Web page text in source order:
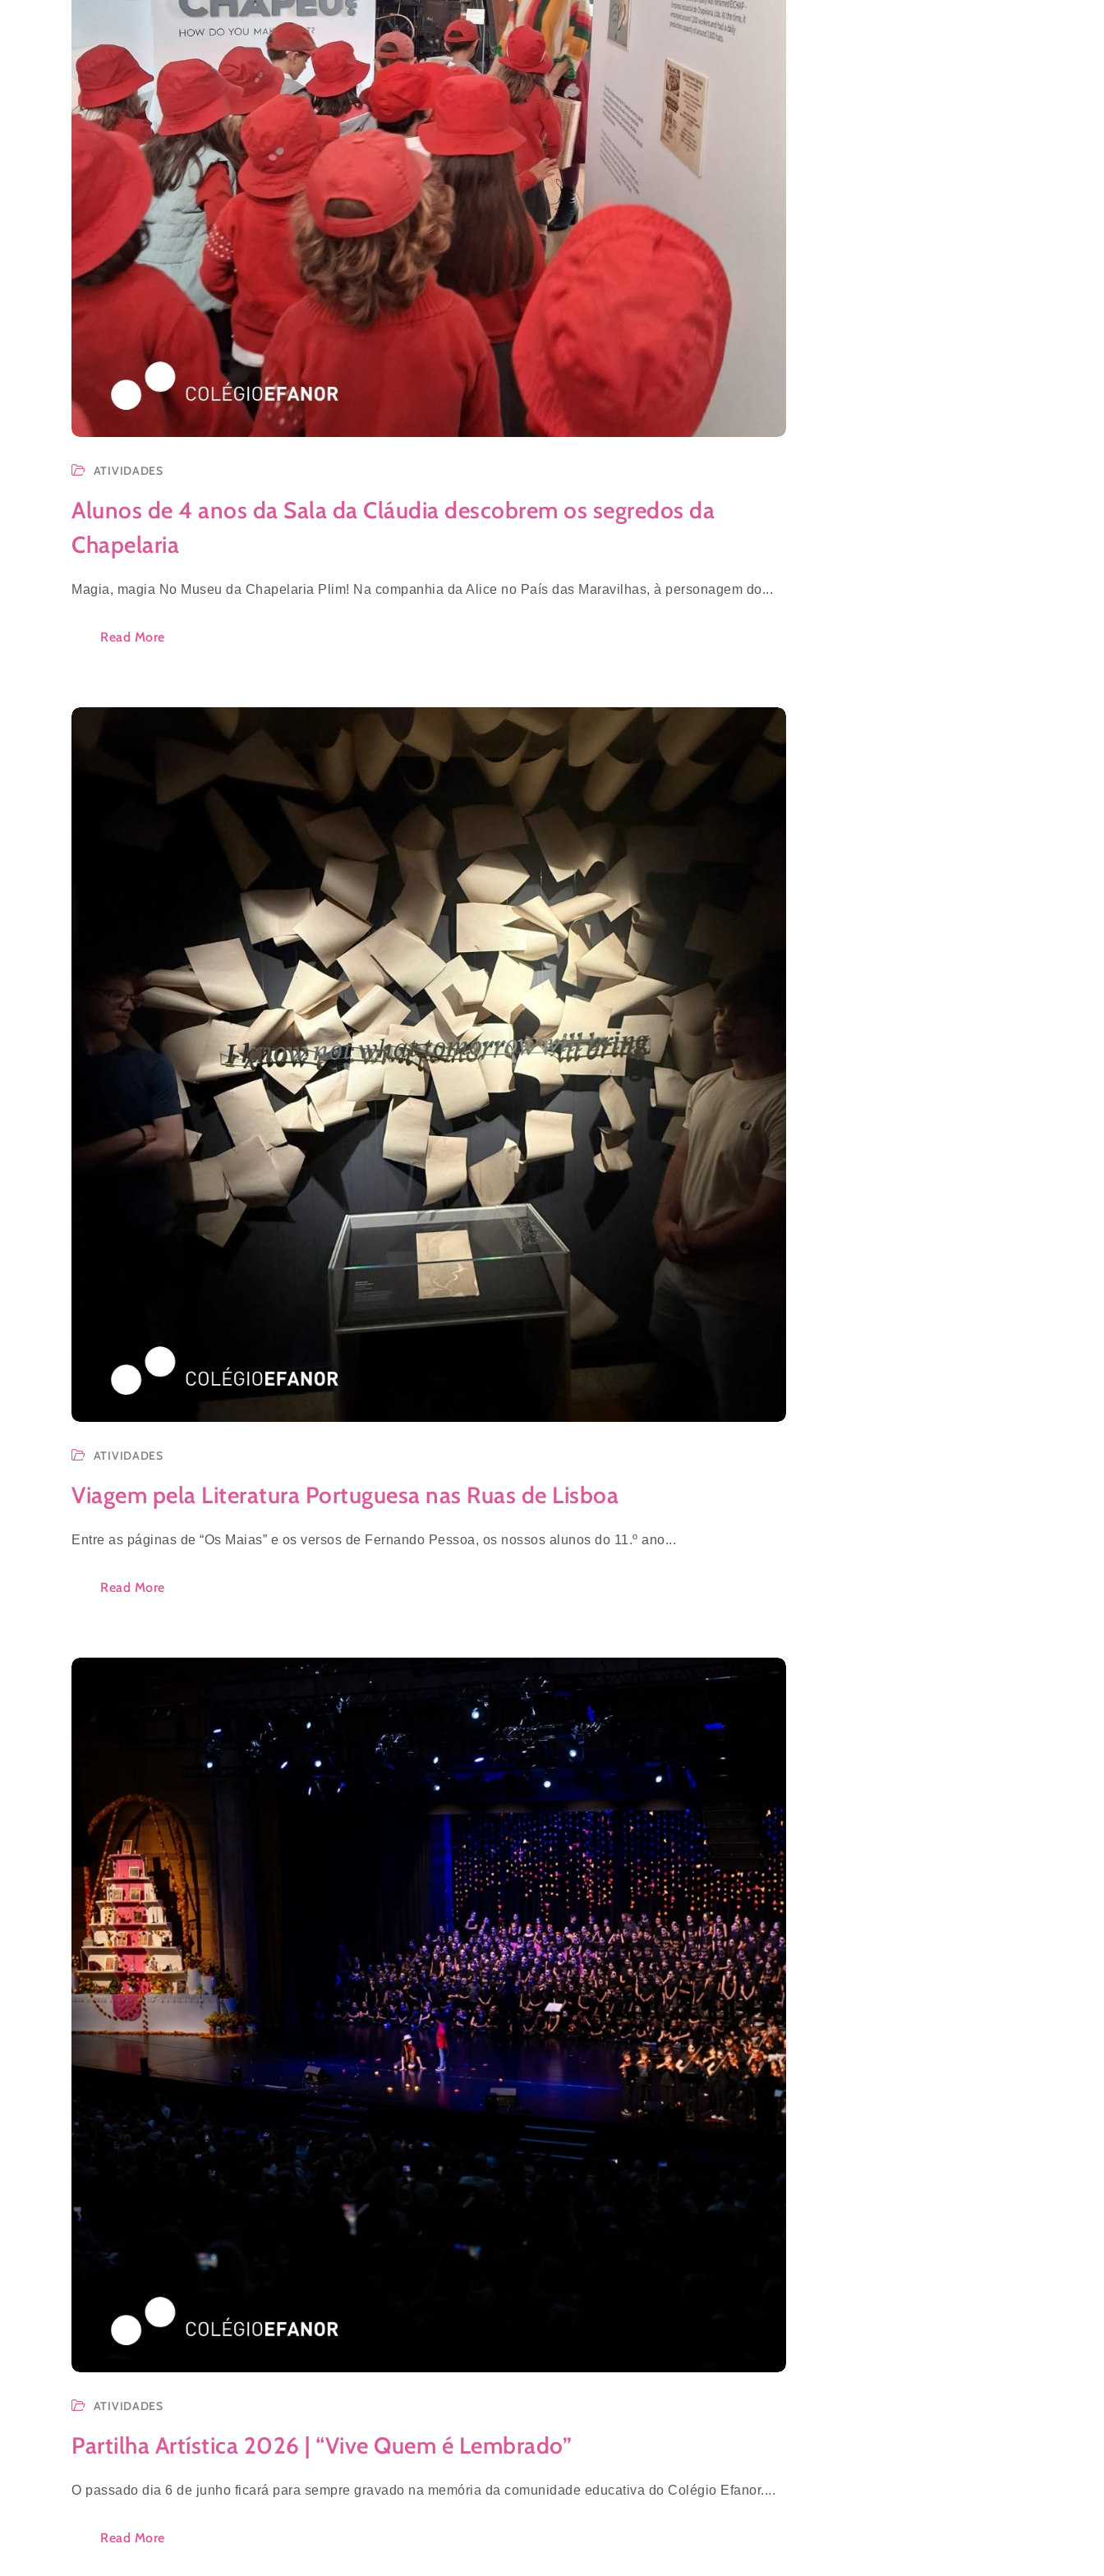
ATIVIDADES
Alunos de 4 anos da Sala da Cláudia descobrem os segredos da
Chapelaria
Magia, magia No Museu da Chapelaria Plim! Na companhia da Alice no País das Maravilhas, à personagem do...
Read More
ATIVIDADES
Viagem pela Literatura Portuguesa nas Ruas de Lisboa
Entre as páginas de “Os Maias” e os versos de Fernando Pessoa, os nossos alunos do 11.º ano...
Read More
ATIVIDADES
Partilha Artística 2026 | “Vive Quem é Lembrado”
O passado dia 6 de junho ficará para sempre gravado na memória da comunidade educativa do Colégio Efanor....
Read More